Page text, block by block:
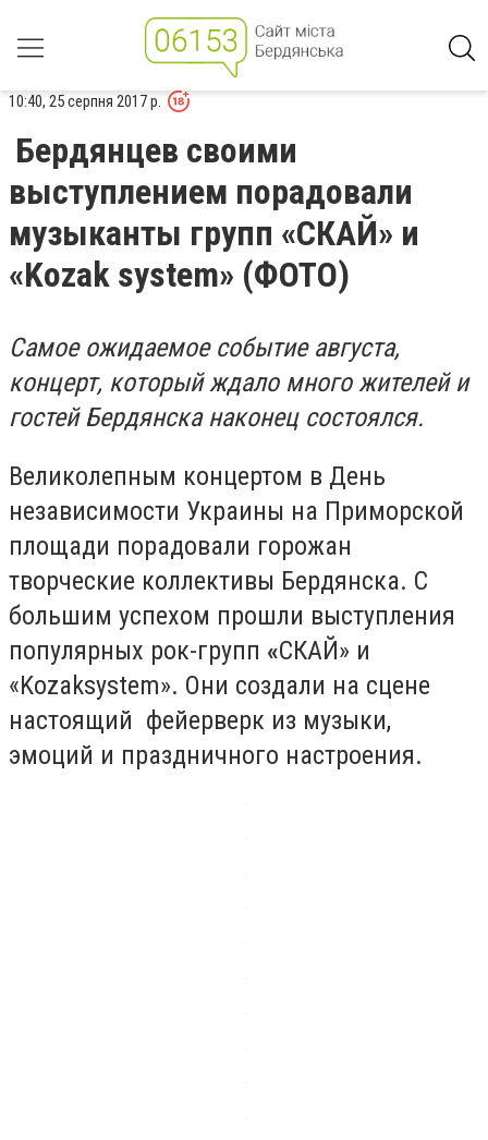
10:40, 25 серпня 2017 р.
Бердянцев своими
выступлением порадовали
музыканты групп «СКАЙ» и
«Kozak system» (ФОТО)
Самое ожидаемое событие августа,
концерт, который ждало много жителей и
гостей Бердянска наконец состоялся.
Великолепным концертом в День
независимости Украины на Приморской
площади порадовали горожан
творческие коллективы Бердянска. С
большим успехом прошли выступления
популярных рок-групп «СКАЙ» и
«Kozaksystem». Они создали на сцене
настоящий фейерверк из музыки,
эмоций и праздничного настроения.